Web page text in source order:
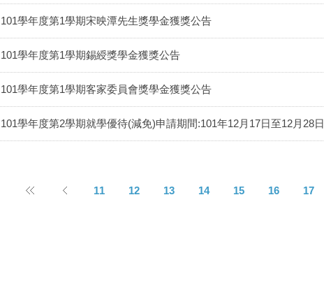
101學年度第1學期宋映潭先生獎學金獲獎公告
101學年度第1學期錫綬獎學金獲獎公告
101學年度第1學期客家委員會獎學金獲獎公告
101學年度第2學期就學優待(減免)申請期間:101年12月17日至12月28日
11 12 13 14 15 16 17